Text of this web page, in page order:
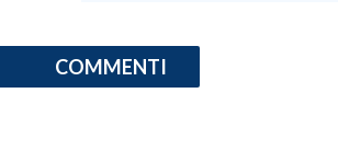
COMMENTI